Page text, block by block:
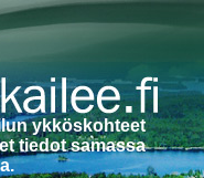
ykköskohteet
tiedot samassa